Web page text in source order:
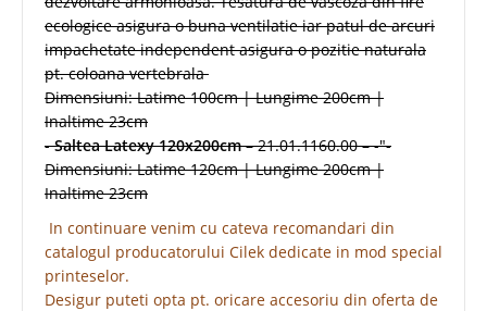
ecologice asigura o buna ventilatie iar patul de arcuri
impachetate independent asigura o pozitie naturala
pt. coloana vertebrala
Dimensiuni: Latime 100cm | Lungime 200cm |
Inaltime 23cm
-Saltea Latexy 120x200cm– 21.01.1160.00 – -"-
Dimensiuni: Latime 120cm | Lungime 200cm |
Inaltime 23cm
In continuare venim cu cateva recomandari din
catalogul producatorului Cilek dedicate in mod special
printeselor.
Desigur puteti opta pt. oricare accesoriu din oferta de